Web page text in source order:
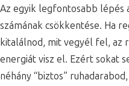
Az egyik legfontosabb lépés
számának csökkentése. Ha
kitalálnod, mit vegyél fel, az
energiát visz el. Ezért sokat
néhány “biztos”